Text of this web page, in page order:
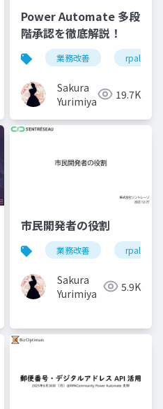
powerautomate
Power Automate 多段
階承認を徹底解説！
業務改善 rpalt
Sakura
Yurimiya
19.7K
市民開発者の役割
業務改善 rpalt
Sakura
Yurimiya
5.9K